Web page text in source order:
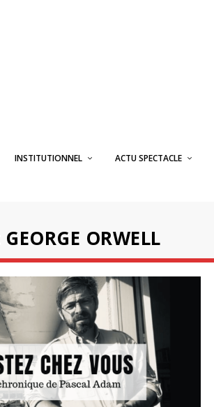
INSTITUTIONNEL ACTU SPECTACLE
GEORGE ORWELL